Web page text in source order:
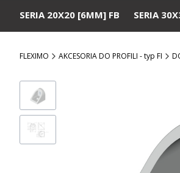
SERIA 20X20 [6MM] FB SERIA
FLEXIMO AKCESORIA DO PROFILI - typ FI